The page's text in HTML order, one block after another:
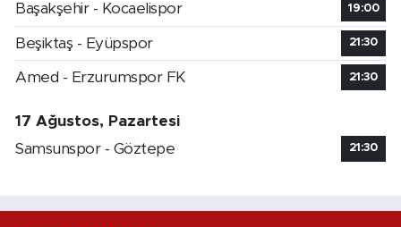
Başakşehir - Kocaelispor
19:00
Beşiktaş - Eyüpspor 21:30
Amed - Erzurumspor FK 21:30
17 Ağustos, Pazartesi
Samsunspor - Göztepe
21:30